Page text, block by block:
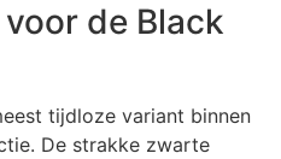
de Black
tijdloze variant binnen
De strakke zwarte